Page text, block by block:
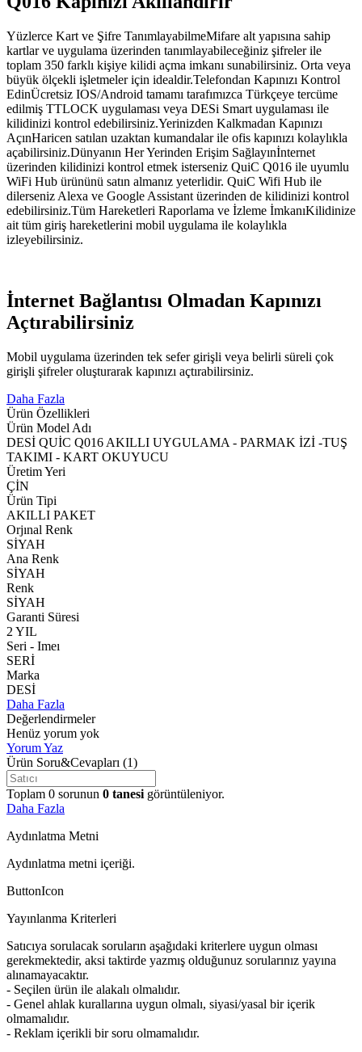
Yüzlerce Kart ve Şifre TanımlayabilmeMifare alt yapısına sahip
kartlar ve uygulama üzerinden tanımlayabileceğiniz şifreler ile
toplam 350 farklı kişiye kilidi açma imkanı sunabilirsiniz. Orta veya
büyük ölçekli işletmeler için idealdir.Telefondan Kapınızı Kontrol
EdinÜcretsiz IOS/Android tamamı tarafımızca Türkçeye tercüme
edilmiş TTLOCK uygulaması veya DESi Smart uygulaması ile
kilidinizi kontrol edebilirsiniz.Yerinizden Kalkmadan Kapınızı
AçınHaricen satılan uzaktan kumandalar ile ofis kapınızı kolaylıkla
açabilirsiniz.Dünyanın Her Yerinden Erişim Sağlayınİnternet
üzerinden kilidinizi kontrol etmek isterseniz QuiC Q016 ile uyumlu
WiFi Hub ürününü satın almanız yeterlidir. QuiC Wifi Hub ile
dilerseniz Alexa ve Google Assistant üzerinden de kilidinizi kontrol
edebilirsiniz.Tüm Hareketleri Raporlama ve İzleme İmkanıKilidinize
ait tüm giriş hareketlerini mobil uygulama ile kolaylıkla
izleyebilirsiniz.
İnternet Bağlantısı Olmadan Kapınızı
Açtırabilirsiniz
Mobil uygulama üzerinden tek sefer girişli veya belirli süreli çok
girişli şifreler oluşturarak kapınızı açtırabilirsiniz.
Daha Fazla
Ürün Özellikleri
Ürün Model Adı
DESİ QUİC Q016 AKILLI UYGULAMA - PARMAK İZİ -TUŞ
TAKIMI - KART OKUYUCU
Üretim Yeri
ÇİN
Ürün Tipi
AKILLI PAKET
Orjınal Renk
SİYAH
Ana Renk
SİYAH
Renk
SİYAH
Garanti Süresi
2 YIL
Seri - Imeı
SERİ
Marka
DESİ
Daha Fazla
Değerlendirmeler
Henüz yorum yok
Yorum Yaz
Ürün Soru&Cevapları (1)
Toplam 0 sorunun 0 tanesi görüntüleniyor.
Daha Fazla
Aydınlatma Metni
Aydınlatma metni içeriği.
ButtonIcon
Yayınlanma Kriterleri
Satıcıya sorulacak soruların aşağıdaki kriterlere uygun olması
gerekmektedir, aksi taktirde yazmış olduğunuz sorularınız yayına
alınamayacaktır.
- Seçilen ürün ile alakalı olmalıdır.
- Genel ahlak kurallarına uygun olmalı, siyasi/yasal bir içerik
olmamalıdır.
- Reklam içerikli bir soru olmamalıdır.